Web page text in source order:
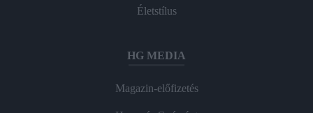
Életstílus
HG MEDIA
Magazin-előfizetés